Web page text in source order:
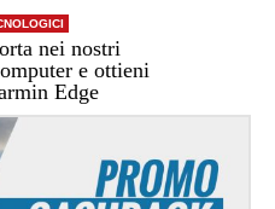
nei nostri
e ottieni
Edge